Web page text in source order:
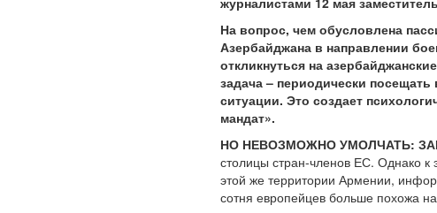
На вопрос, чем обусловлена
Азербайджана в направлении
откликнуться на
задача – периодически
ситуации. Это создает
мандат».
НО НЕВОЗМОЖНО УМОЛЧАТЬ:
столицы стран-членов ЕС. Однако
этой же территории Армении,
сотня европейцев больше похожа